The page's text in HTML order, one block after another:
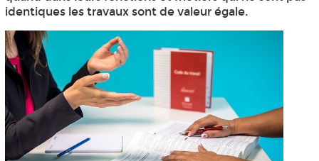
identiques les travaux sont de valeur égale.